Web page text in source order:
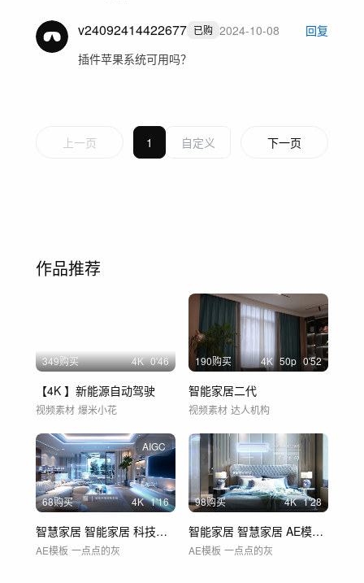
v24092414422677 已购 2024-10-08
回复
插件苹果系统可用吗？
上一页 1 下一页
作品推荐
349购买 4K 0'46
【4K 】新能源自动驾驶
视频素材 爆米小花
190购买 4K 50p 0'52
智能家居二代
视频素材 达人机构
AIGC
68购买 4K 1'16
智慧家居 智能家居 科技家居 AE模板
AE模板 一点点的灰
98购买 4K 1'28
智能家居 智慧家居 AE模板（9组）
AE模板 一点点的灰